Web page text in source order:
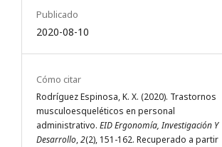
Publicado
2020-08-10
Cómo citar
Rodríguez Espinosa, K. X. (2020). Trastornos
musculoesqueléticos en personal
administrativo. EID Ergonomía, Investigación Y
Desarrollo,2(2), 151-162. Recuperado a partir